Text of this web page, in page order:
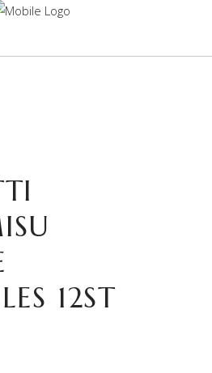
12ST